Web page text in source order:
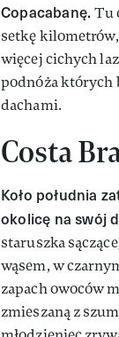
Copacabanę.Tu
setkę
więcej cichych
podnóża których
dachami.
Costa
Koło południa
okolicę na swój
staruszka
wąsem, w
zapach owoców
zmieszaną z